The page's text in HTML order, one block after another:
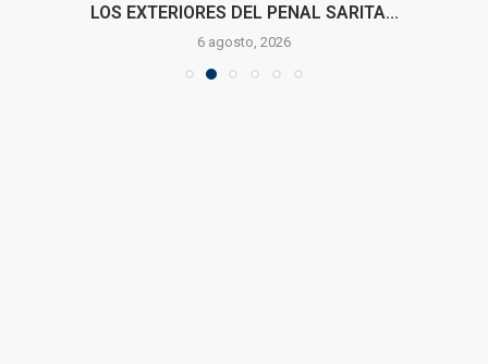
LOS EXTERIORES DEL PENAL SARITA...
6 agosto, 2026